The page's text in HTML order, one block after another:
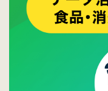
2015/10/19
ウレ
プ。
2015/09/28
ウレコ
しま
ら。